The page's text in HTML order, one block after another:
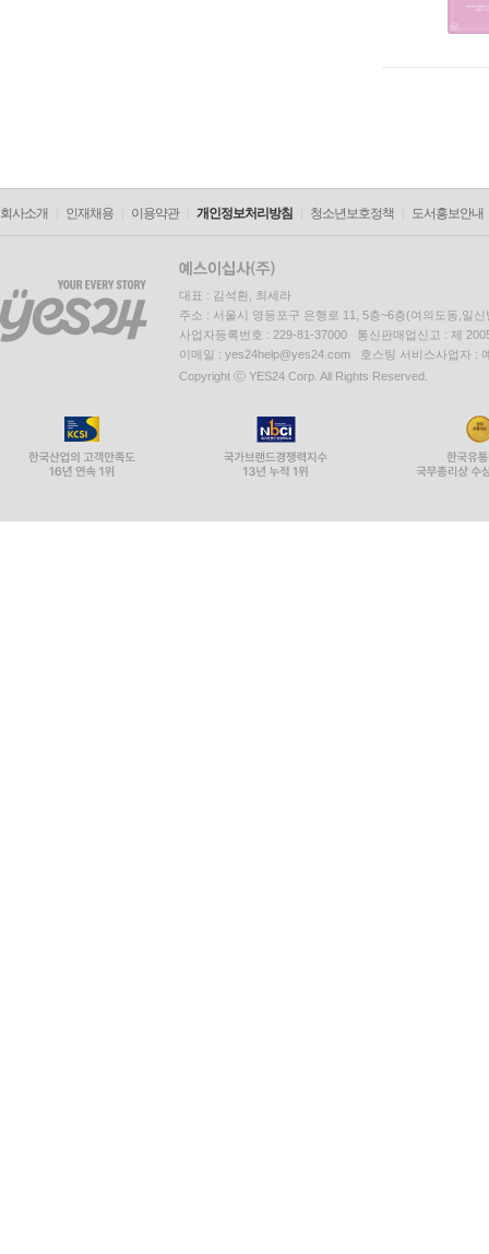
회사소개 인재채용 이용약관 개인정보처리방침 청소년보호정책 도서홍보안내
대표 : 김석환, 최세라
주소 : 서울시 영등포구 은행로 11, 5층~6층(여의도동,일신
사업자등록번호 : 229-81-37000 통신판매업신고 : 제
이메일 : yes24help@yes24.com 호스팅 서비스사업자 :
Copyright ⓒ YES24 Corp. All Rights Reserved.